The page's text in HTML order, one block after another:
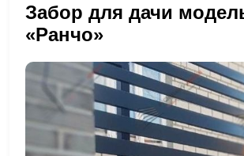
Забор для дачи
«Ранчо»